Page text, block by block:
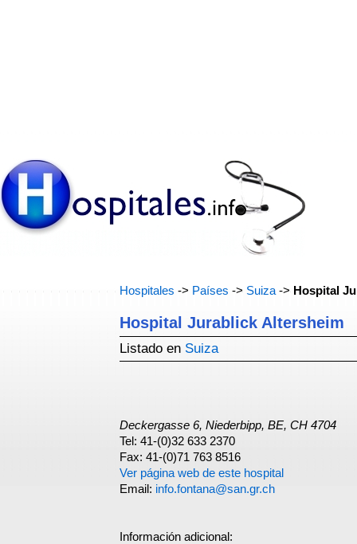
Hospitales -> Países -> Suiza -> Hospital
Hospital Jurablick Altersheim
Listado en Suiza
Deckergasse 6, Niederbipp, BE, CH 4704
Tel: 41-(0)32 633 2370
Fax: 41-(0)71 763 8516
Ver página web de este hospital
Email: info.fontana@san.gr.ch
Información adicional: